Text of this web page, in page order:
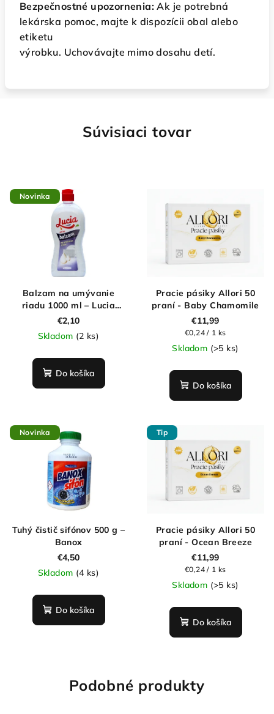
Bezpečnostné upozornenia: Ak je potrebná
lekárska pomoc, majte k dispozícii obal alebo
etiketu
výrobku. Uchovávajte mimo dosahu detí.
Súvisiaci tovar
Novinka
Balzam na umývanie
riadu 1000 ml – Lucia
Extra
€2,10
Skladom (2 ks)
Do košíka
Pracie pásiky Allori 50
praní - Baby Chamomile
€11,99
Jednotková
cena:
€0,24 / 1 ks
Skladom (>5 ks)
Do košíka
Novinka
Tuhý čistič sifónov 500 g –
Banox
€4,50
Skladom (4 ks)
Do košíka
Tip
Pracie pásiky Allori 50
praní - Ocean Breeze
€11,99
Jednotková
cena:
€0,24 / 1 ks
Skladom (>5 ks)
Do košíka
Podobné produkty